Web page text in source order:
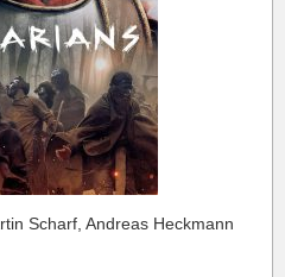
Scharf, Andreas Heckmann